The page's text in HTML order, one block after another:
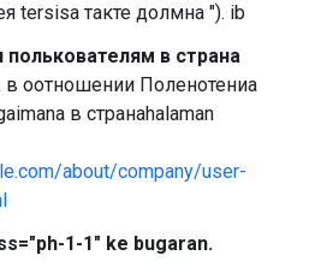
tersisa такте долмна "). ib
в страна
в оотношении Поленотениа
в странаhalaman
about/company/user-
1-1" ke bugaran.